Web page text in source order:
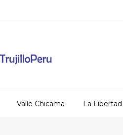
Valle Chicama La Libertad